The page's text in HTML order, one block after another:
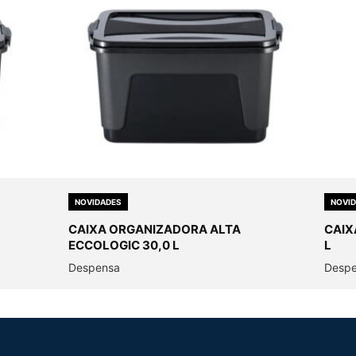
NOVIDADES
CAIXA ORGANIZADORA ALTA
ECCOLOGIC 30,0 L
Despensa
L